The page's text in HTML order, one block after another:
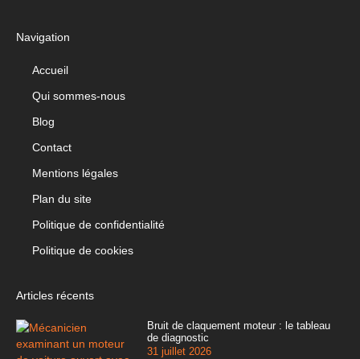
Navigation
Accueil
Qui sommes-nous
Blog
Contact
Mentions légales
Plan du site
Politique de confidentialité
Politique de cookies
Articles récents
Bruit de claquement moteur : le tableau
de diagnostic
31 juillet 2026